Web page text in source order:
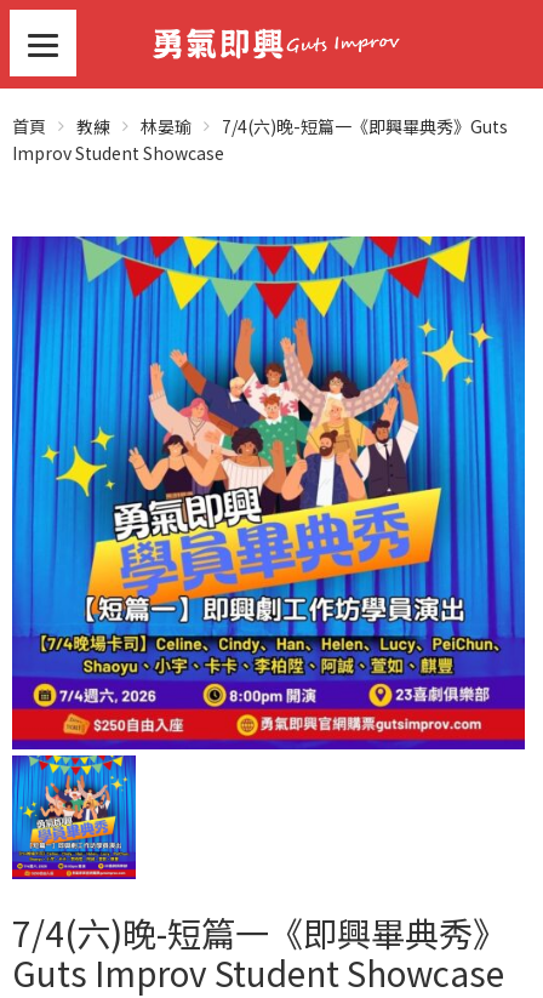
首頁 教練 林晏瑜
7/4(六)晚-短篇一《即興畢典秀》Guts
Improv Student Showcase
7/4(六)晚-短篇一《即興畢典秀》
Guts Improv Student Showcase